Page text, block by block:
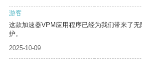
游客
这款加速器VPM应用程序已经为我们带来了
护。
2025-10-09